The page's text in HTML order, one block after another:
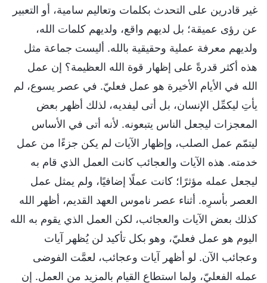
غير قادرين على التحدث بكلمات وتعاليم سامية، أو التعبير
عن رؤى عميقة؛ بل لديهم واقع، ولديهم كلمات الله،
ولديهم معرفة عملية وحقيقية بالله. أليست جماعة مثل
هذه أكثر قدرةً على إظهار قوة الله العظيمة؟ إن عمل
الله في الأيام الأخيرة هو عمل فعليّ. في عصر يسوع، لم
يأتِ ليكمِّل الإنسان، بل أتى ليفديه، لذلك أظهر بعض
المعجزات ليجعل الناس يتبعونه. لأنه أتى في الأساس
ليتمّم عمل الصلب، وإظهار الآيات لم يكن جزءًا من عمل
خدمته. هذه الآيات والعجائب كانت العمل الذي قام به
ليجعل عمله مؤثرًا؛ كانت عملًا إضافيًا، ولم يمثل عمل
العصر بأسرِه. أثناء عصر ناموس العهد القديم، أظهر الله
كذلك بعض الآيات والعجائب، لكن العمل الذي يقوم به الله
اليوم هو عمل فعليّ، وهو بكل تأكيد لن يُظهر آيات
وعجائب الآن. لو أظهر آيات وعجائب، لعمَّت الفوضى
عمله الفعليّ، ولما استطاع القيام بالمزيد من العمل. إن